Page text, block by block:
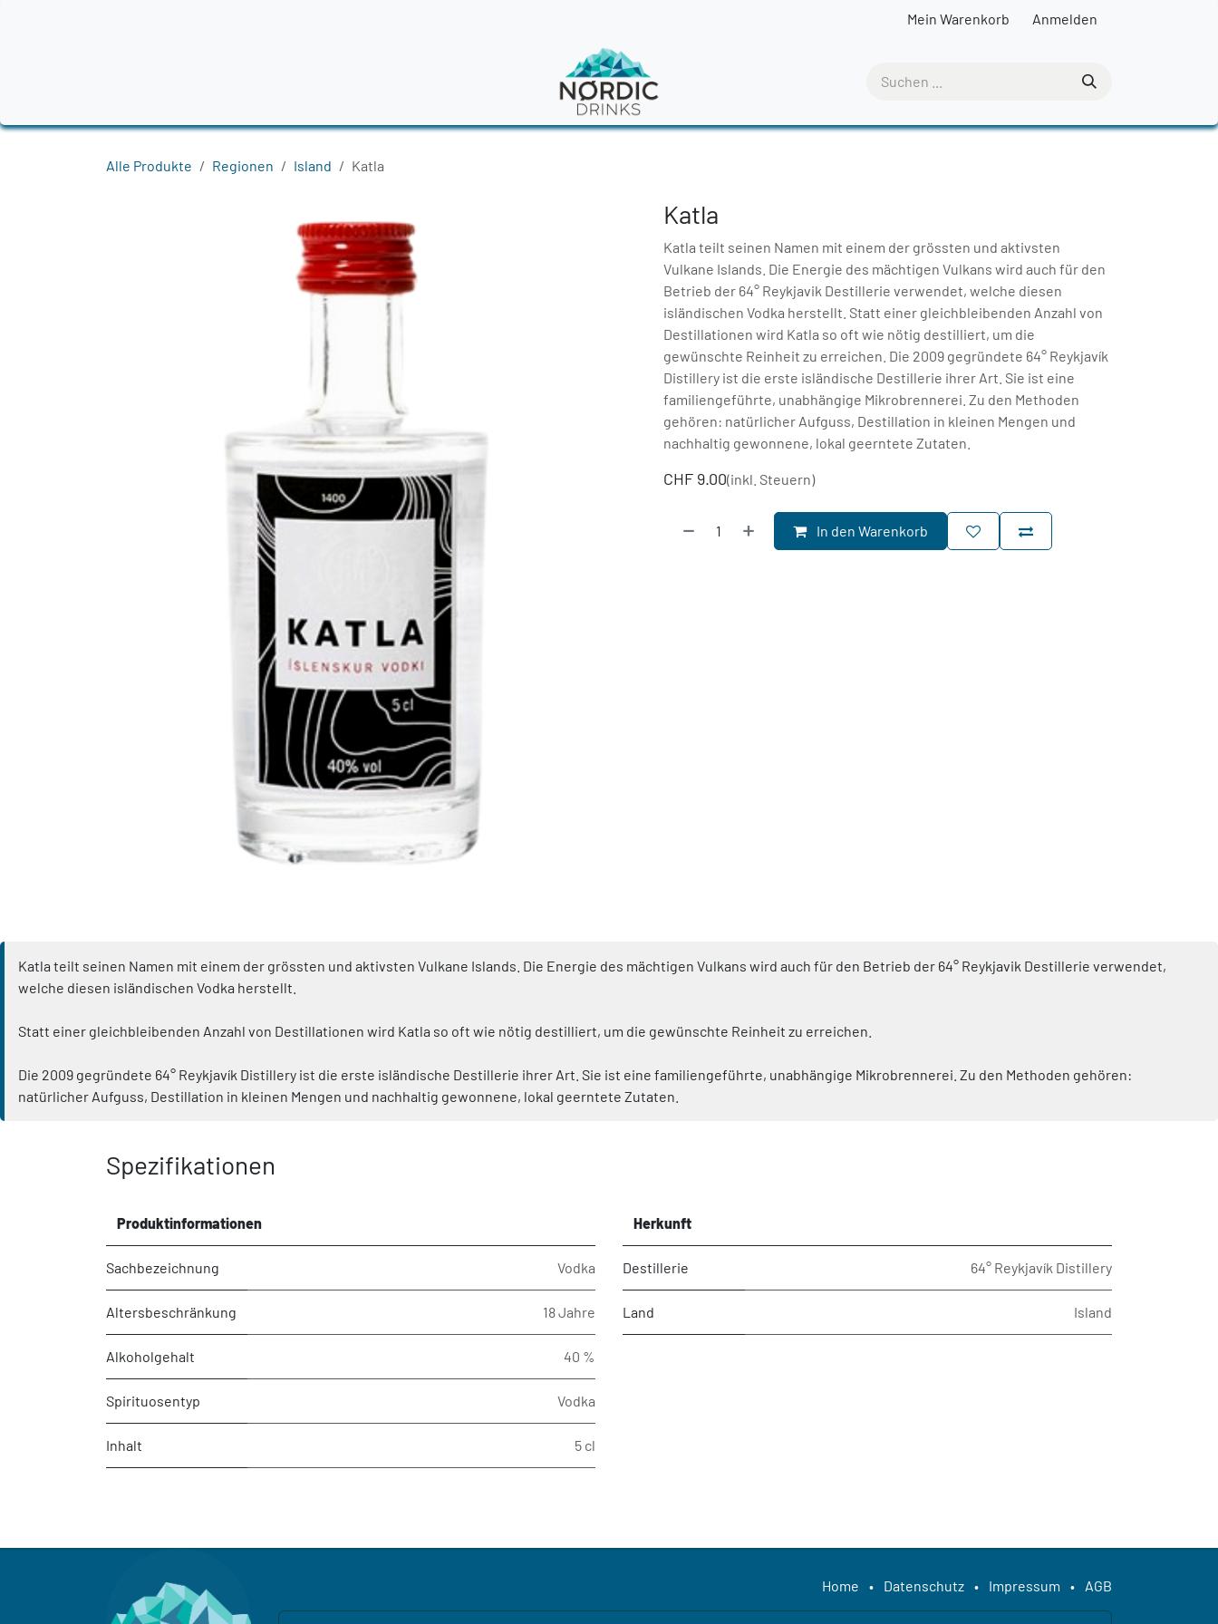
Mein Warenkorb Anmelden
Alle Produkte Regionen Island Katla
Katla
Katla teilt seinen Namen mit einem der grössten und aktivsten
Vulkane Islands. Die Energie des mächtigen Vulkans wird auch für den
Betrieb der 64° Reykjavik Destillerie verwendet, welche diesen
isländischen Vodka herstellt. Statt einer gleichbleibenden Anzahl von
Destillationen wird Katla so oft wie nötig destilliert, um die
gewünschte Reinheit zu erreichen. Die 2009 gegründete 64° Reykjavík
Distillery ist die erste isländische Destillerie ihrer Art. Sie ist eine
familiengeführte, unabhängige Mikrobrennerei. Zu den Methoden
gehören: natürlicher Aufguss, Destillation in kleinen Mengen und
nachhaltig gewonnene, lokal geerntete Zutaten.
CHF 9.00(inkl. Steuern)
In den Warenkorb
Katla teilt seinen Namen mit einem der grössten und aktivsten Vulkane Islands. Die Energie des mächtigen Vulkans wird auch für den Betrieb der 64° Reykjavik Destillerie verwendet,
welche diesen isländischen Vodka herstellt.
Statt einer gleichbleibenden Anzahl von Destillationen wird Katla so oft wie nötig destilliert, um die gewünschte Reinheit zu erreichen.
Die 2009 gegründete 64° Reykjavík Distillery ist die erste isländische Destillerie ihrer Art. Sie ist eine familiengeführte, unabhängige Mikrobrennerei. Zu den Methoden gehören:
natürlicher Aufguss, Destillation in kleinen Mengen und nachhaltig gewonnene, lokal geerntete Zutaten.
Spezifikationen
Produktinformationen
Sachbezeichnung Vodka
Altersbeschränkung 18 Jahre
Alkoholgehalt 40 %
Spirituosentyp Vodka
Inhalt 5 cl
Herkunft
Destillerie 64° Reykjavík Distillery
Land Island
Home • Datenschutz • Impressum • AGB